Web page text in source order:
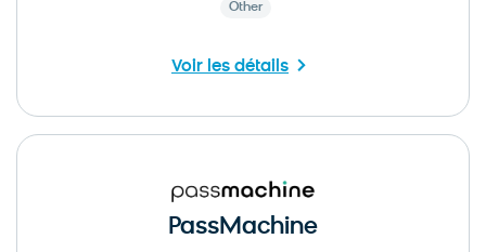
Other
Voir les détails
PassMachine